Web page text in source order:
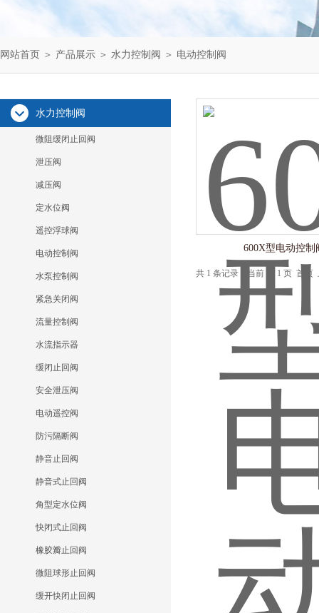
网站首页 ＞ 产品展示 ＞ 水力控制阀 ＞ 电动控制阀
水力控制阀
微阻缓闭止回阀
泄压阀
减压阀
定水位阀
遥控浮球阀
电动控制阀
水泵控制阀
紧急关闭阀
流量控制阀
水流指示器
缓闭止回阀
安全泄压阀
电动遥控阀
防污隔断阀
静音止回阀
静音式止回阀
角型定水位阀
快闭式止回阀
橡胶瓣止回阀
微阻球形止回阀
缓开快闭止回阀
600X型电动控制
共 1 条记录，当前 1 / 1 页 首